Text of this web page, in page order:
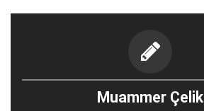
Muammer Çelik